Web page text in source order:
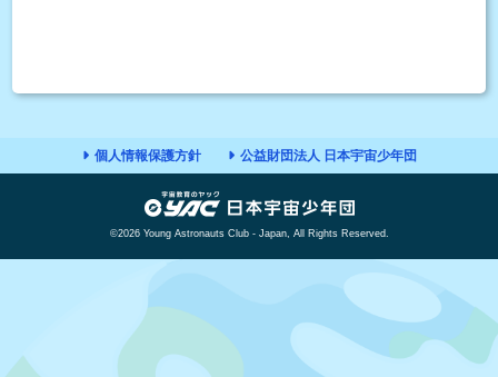
個人情報保護方針 公益財団法人 日本宇宙少年団
©2026 Young Astronauts Club - Japan, All Rights Reserved.